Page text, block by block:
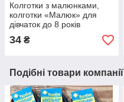
Колготки з малюнками,
колготки «Малюк» для
дівчаток до 8 років
34 ₴
Подібні товари компанії